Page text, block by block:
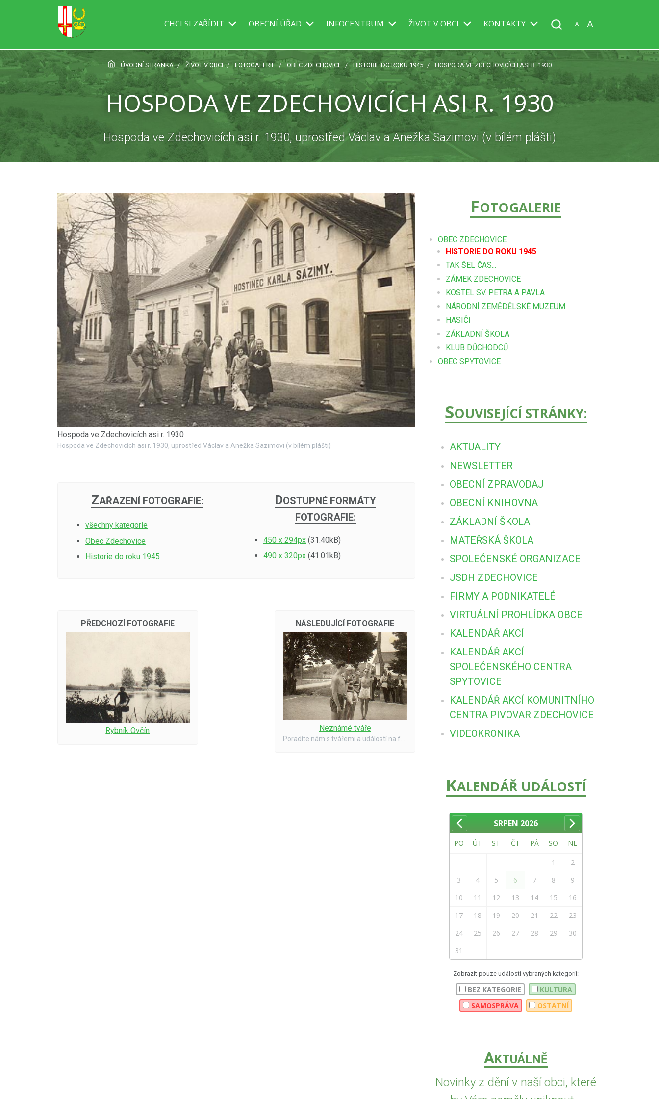
CHCI SI ZAŘÍDIT OBECNÍ ÚŘAD INFOCENTRUM ŽIVOT V OBCI KONTAKTY A A
ÚVODNÍ STRÁNKA ŽIVOT V OBCI FOTOGALERIE OBEC ZDECHOVICE HISTORIE DO ROKU 1945 HOSPODA VE ZDECHOVICÍCH ASI R. 1930
HOSPODA VE ZDECHOVICÍCH ASI R. 1930
Hospoda ve Zdechovicích asi r. 1930, uprostřed Václav a Anežka Sazimovi (v bílém plášti)
Hospoda ve Zdechovicích asi r. 1930
Hospoda ve Zdechovicích asi r. 1930, uprostřed Václav a Anežka Sazimovi (v bílém plášti)
ZAŘAZENÍ FOTOGRAFIE:
všechny kategorie
Obec Zdechovice
Historie do roku 1945
DOSTUPNÉ FORMÁTY
FOTOGRAFIE:
450 x 294px (31.40kB)
490 x 320px (41.01kB)
PŘEDCHOZÍ FOTOGRAFIE
Rybník Ovčín
NÁSLEDUJÍCÍ FOTOGRAFIE
Neznámé tváře
FOTOGALERIE
OBEC ZDECHOVICE
HISTORIE DO ROKU 1945
TAK ŠEL ČAS...
ZÁMEK ZDECHOVICE
KOSTEL SV. PETRA A PAVLA
NÁRODNÍ ZEMĚDĚLSKÉ MUZEUM
HASIČI
ZÁKLADNÍ ŠKOLA
KLUB DŮCHODCŮ
OBEC SPYTOVICE
SOUVISEJÍCÍ STRÁNKY:
AKTUALITY
NEWSLETTER
OBECNÍ ZPRAVODAJ
OBECNÍ KNIHOVNA
ZÁKLADNÍ ŠKOLA
MATEŘSKÁ ŠKOLA
SPOLEČENSKÉ ORGANIZACE
JSDH ZDECHOVICE
FIRMY A PODNIKATELÉ
VIRTUÁLNÍ PROHLÍDKA OBCE
KALENDÁŘ AKCÍ
KALENDÁŘ AKCÍ
SPOLEČENSKÉHO CENTRA
SPYTOVICE
KALENDÁŘ AKCÍ KOMUNITNÍHO
CENTRA PIVOVAR ZDECHOVICE
VIDEOKRONIKA
KALENDÁŘ UDÁLOSTÍ
SRPEN 2026
PO ÚT ST ČT PÁ SO NE
1
2
3
4 5 6 7 8
9
10
11 12 13 14 15
16
17
18 19 20 21 22
23
24
25 26 27 28 29
30
31
Zobrazit pouze události vybraných kategorií:
BEZ KATEGORIE
KULTURA
SAMOSPRÁVA
OSTATNÍ
AKTUÁLNĚ
Novinky z dění v naší obci, které